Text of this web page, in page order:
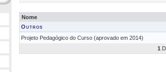
Nome
Outros
Projeto Pedagógico do Curso (aprovado em 2014)
1